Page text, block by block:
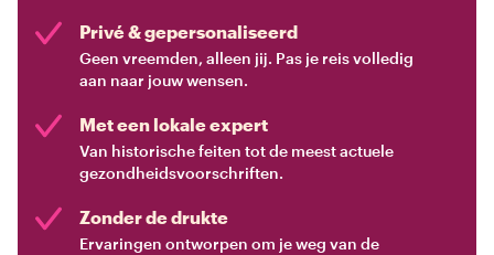
Privé & gepersonaliseerd
Geen vreemden, alleen jij. Pas je reis volledig
aan naar jouw wensen.
Met een lokale expert
Van historische feiten tot de meest actuele
gezondheidsvoorschriften.
Zonder de drukte
Ervaringen ontworpen om je weg van de